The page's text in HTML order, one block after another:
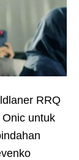
RRQ
untuk